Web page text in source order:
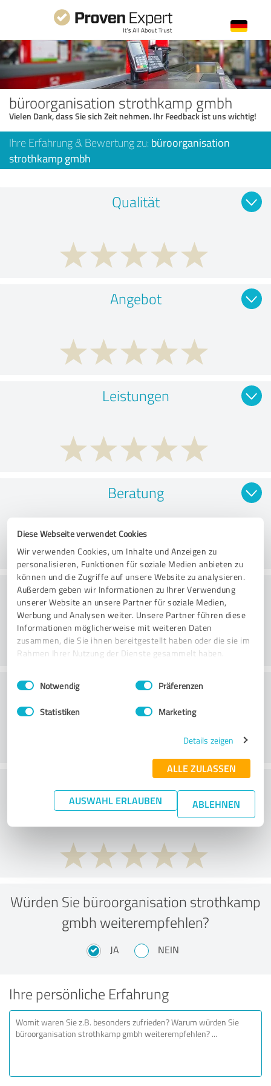
Diese Webseite verwendet Cookies
Wir verwenden Cookies, um Inhalte und Anzeigen zu
personalisieren, Funktionen für soziale Medien anbieten zu
können und die Zugriffe auf unsere Website zu analysieren.
Außerdem geben wir Informationen zu Ihrer Verwendung
unserer Website an unsere Partner für soziale Medien,
Werbung und Analysen weiter. Unsere Partner führen diese
Informationen möglicherweise mit weiteren Daten
zusammen, die Sie ihnen bereitgestellt haben oder die sie im
Rahmen Ihrer Nutzung der Dienste gesammelt haben.
Impressum Datenschutzbestimmungen
Einwilligungsauswahl
Notwendig Präferenzen
Statistiken Marketing
Details zeigen
ALLE ZULASSEN
AUSWAHL ERLAUBEN ABLEHNEN
büroorganisation strothkamp gmbh
Vielen Dank, dass Sie sich Zeit nehmen. Ihr Feedback ist uns wichtig!
Ihre Erfahrung & Bewertung zu: büroorganisation
strothkamp gmbh
Qualität
Angebot
Leistungen
Beratung
Freundlichkeit
Kundenservice
Wie beurteilen Sie das
Preis-/Leistungsverhältnis?
Würden Sie büroorganisation strothkamp
gmbh weiterempfehlen?
JA NEIN
Ihre persönliche Erfahrung